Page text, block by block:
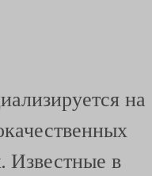
на
Известные в